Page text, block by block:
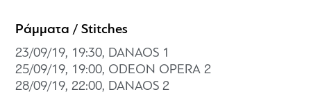
Ράμματα / Stitches
23/09/19, 19:30, DANAOS 1
25/09/19, 19:00, ODEON OPERA 2
28/09/19, 22:00, DANAOS 2